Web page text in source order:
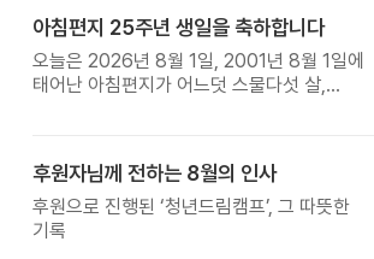
아침편지 25주년 생일을 축하합니다
오늘은 2026년 8월 1일, 2001년 8월 1일에
태어난 아침편지가 어느덧 스물다섯 살,
후원자님께 전하는 8월의 인사
후원으로 진행된 ‘청년드림캠프’, 그 따뜻한
기록